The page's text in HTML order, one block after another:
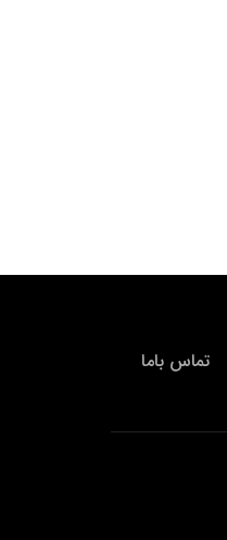
تماس باما